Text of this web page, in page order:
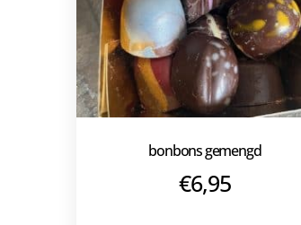
bonbons gemengd
€6,95